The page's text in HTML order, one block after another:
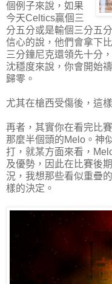
個例子來說，如果
今天Celtics贏個三
分五分或是輸個三分五
信心的說，他們會拿下
三分鐘尼克還領先十分
沈穩度來說，你會開始
歸零。
尤其在槍西受傷後，這
再者，其實你在看完比
那麼半個頭的Melo。神
打，就某方面來看，
及優勢，因此在比賽後
況，我想那些看似重疊
樣的決定。